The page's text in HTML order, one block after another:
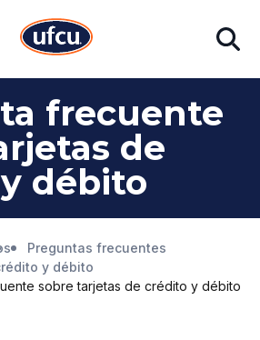
Buscar
frecuente
de
débito
Preguntas frecuentes
y débito
sobre tarjetas de crédito y débito